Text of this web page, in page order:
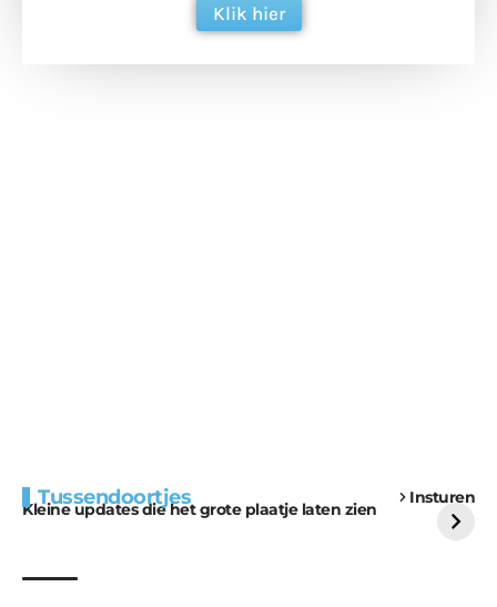
Klik hier
Tussendoortjes Insturen
Kleine updates die het grote plaatje laten zien
voor kabouters
uitdaging